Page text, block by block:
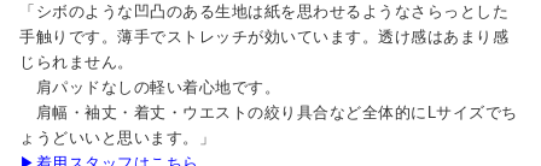
「シボのような凹凸のある生地は紙を思わせるようなさらっとした
手触りです。薄手でストレッチが効いています。透け感はあまり感
じられません。
肩パッドなしの軽い着心地です。
肩幅・袖丈・着丈・ウエストの絞り具合など全体的にLサイズでち
ょうどいいと思います。」
▶着用スタッフはこちら